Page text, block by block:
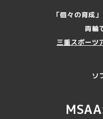
「個々の育成
両輪
三重スポーツ
ソ